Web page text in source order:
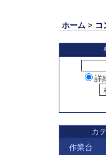
ホーム > コ
詳
カ
作業台